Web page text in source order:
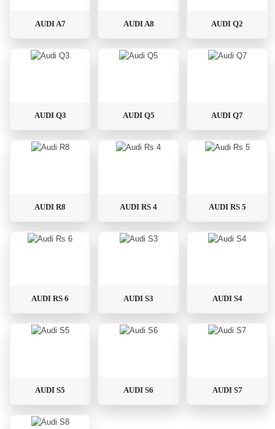
AUDI A7 AUDI A8 AUDI Q2
AUDI Q3 AUDI Q5 AUDI Q7
AUDI R8 AUDI RS 4 AUDI RS 5
AUDI RS 6 AUDI S3 AUDI S4
AUDI S5 AUDI S6 AUDI S7